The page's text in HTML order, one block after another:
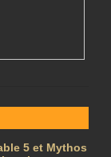
5 et Mythos